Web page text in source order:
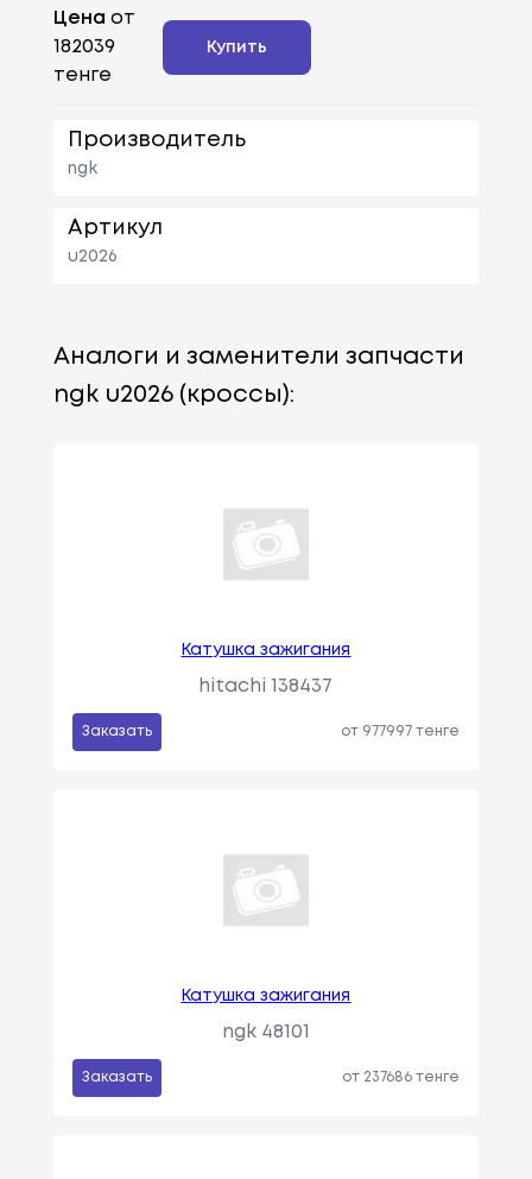
Цена от
182039
тенге
Купить
Производитель
ngk
Артикул
u2026
Аналоги и заменители запчасти
ngk u2026 (кроссы):
Катушка зажигания
hitachi 138437
Заказать от 977997 тенге
Катушка зажигания
ngk 48101
Заказать от 237686 тенге